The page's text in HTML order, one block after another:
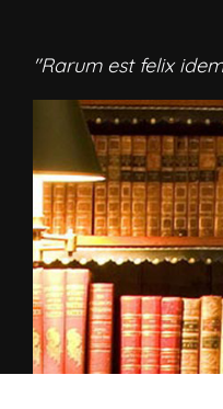
"Rarum est felix